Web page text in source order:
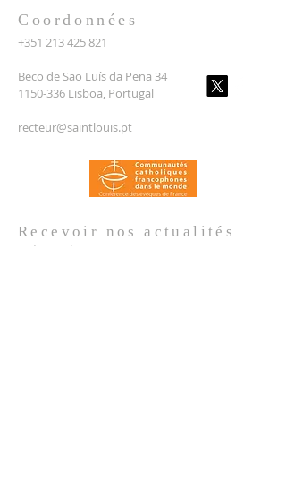
Coordonnées
+351 213 425 821
Beco de São Luís da Pena 34
1150-336 Lisboa, Portugal
recteur@saintlouis.pt
Recevoir nosactualités
Prénom
*